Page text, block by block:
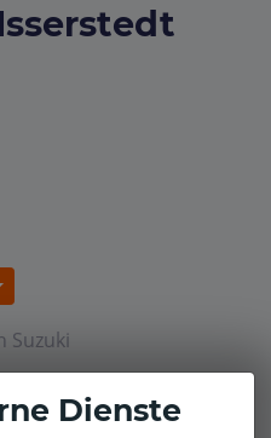
Suzuki
auf "Fremdreifen" sowie
Dienste